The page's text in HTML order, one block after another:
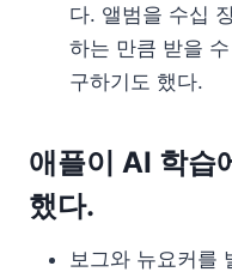
다. 앨범을 수십
하는 만큼 받을
구하기도 했다.
애플이 AI 학습
했다.
보그와 뉴요커를